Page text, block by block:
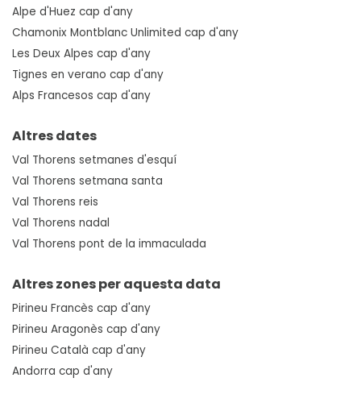
Alpe d'Huez cap d'any
Chamonix Montblanc Unlimited cap d'any
Les Deux Alpes cap d'any
Tignes en verano cap d'any
Alps Francesos cap d'any
Altres dates
Val Thorens setmanes d'esquí
Val Thorens setmana santa
Val Thorens reis
Val Thorens nadal
Val Thorens pont de la immaculada
Altres zones per aquesta data
Pirineu Francès cap d'any
Pirineu Aragonès cap d'any
Pirineu Català cap d'any
Andorra cap d'any